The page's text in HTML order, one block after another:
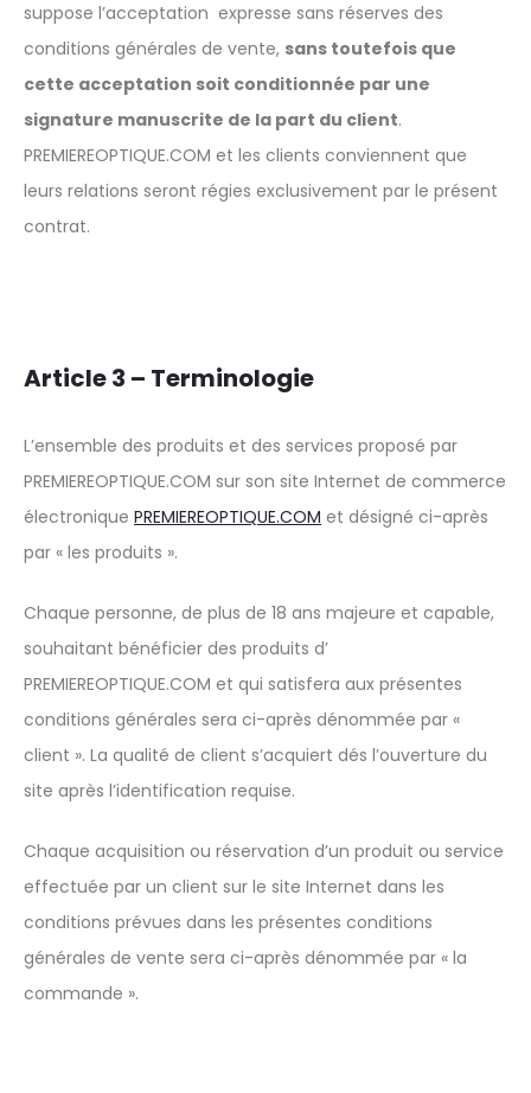
suppose l’acceptation expresse sans réserves des
conditions générales de vente, sans toutefois que
cette acceptation soit conditionnée par une
signature manuscrite de la part du client.
PREMIEREOPTIQUE.COM et les clients conviennent que
leurs relations seront régies exclusivement par le présent
contrat.
Article 3 – Terminologie
L’ensemble des produits et des services proposé par
PREMIEREOPTIQUE.COM sur son site Internet de commerce
électronique PREMIEREOPTIQUE.COM et désigné ci-après
par « les produits ».
Chaque personne, de plus de 18 ans majeure et capable,
souhaitant bénéficier des produits d’
PREMIEREOPTIQUE.COM et qui satisfera aux présentes
conditions générales sera ci-après dénommée par «
client ». La qualité de client s’acquiert dés l’ouverture du
site après l’identification requise.
Chaque acquisition ou réservation d’un produit ou service
effectuée par un client sur le site Internet dans les
conditions prévues dans les présentes conditions
générales de vente sera ci-après dénommée par « la
commande ».